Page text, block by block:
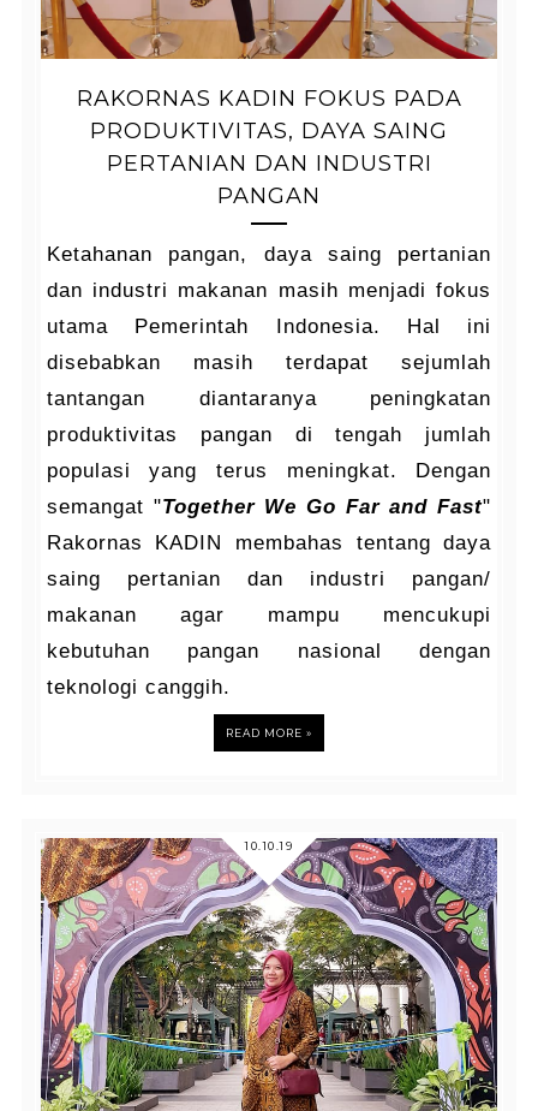
RAKORNAS KADIN FOKUS PADA
PRODUKTIVITAS, DAYA SAING
PERTANIAN DAN INDUSTRI
PANGAN
Ketahanan pangan, daya saing pertanian
dan industri makanan masih menjadi fokus
utama Pemerintah Indonesia. Hal ini
disebabkan masih terdapat sejumlah
tantangan diantaranya peningkatan
produktivitas pangan di tengah jumlah
populasi yang terus meningkat. Dengan
semangat "Together We Go Far and Fast"
Rakornas KADIN membahas tentang daya
saing pertanian dan industri pangan/
makanan agar mampu mencukupi
kebutuhan pangan nasional dengan
teknologi canggih.
READ MORE »
10.10.19